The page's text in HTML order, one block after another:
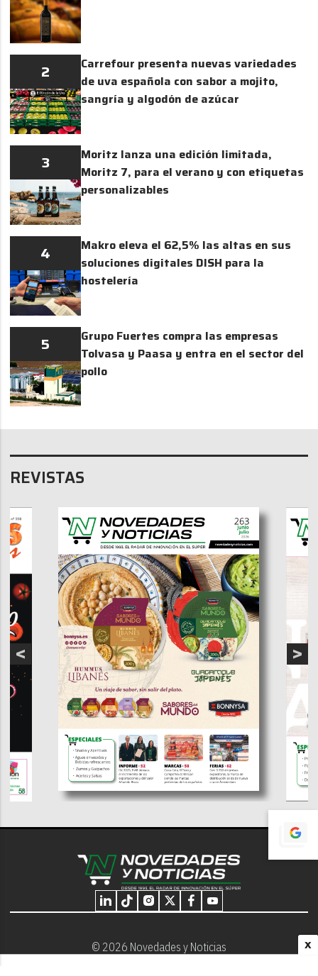
X
2
Carrefour presenta nuevas variedades
de uva española con sabor a mojito,
sangría y algodón de azúcar
3
Moritz lanza una edición limitada,
Moritz 7, para el verano y con etiquetas
personalizables
4
Makro eleva el 62,5% las altas en sus
soluciones digitales DISH para la
hostelería
5
Grupo Fuertes compra las empresas
Tolvasa y Paasa y entra en el sector del
pollo
REVISTAS
© 2026 Novedades y Noticias